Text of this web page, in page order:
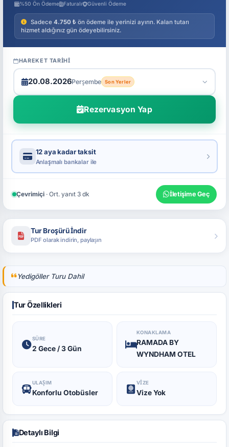
Yedigöller Turu Dahil
Tur Özellikleri
SÜRE
2 Gece / 3 Gün
KONAKLAMA
RAMADA BY
WYNDHAM OTEL
ULAŞIM
Konforlu Otobüsler
VIZE
Vize Yok
Detaylı Bilgi
%50 Ön Ödeme Faturalı Güvenli Ödeme
Sadece 4.750 ₺ ön ödeme ile yerinizi ayırın. Kalan tutarı
hizmet aldığınız gün ödeyebilirsiniz.
HAREKET TARIHI
20.08.2026Perşembe Son Yerler
Rezervasyon Yap
12 aya kadar taksit
Anlaşmalı bankalar ile
Çevrimiçi · Ort. yanıt 3 dk İletişime Geç
Tur Broşürü İndir
PDF olarak indirin, paylaşın